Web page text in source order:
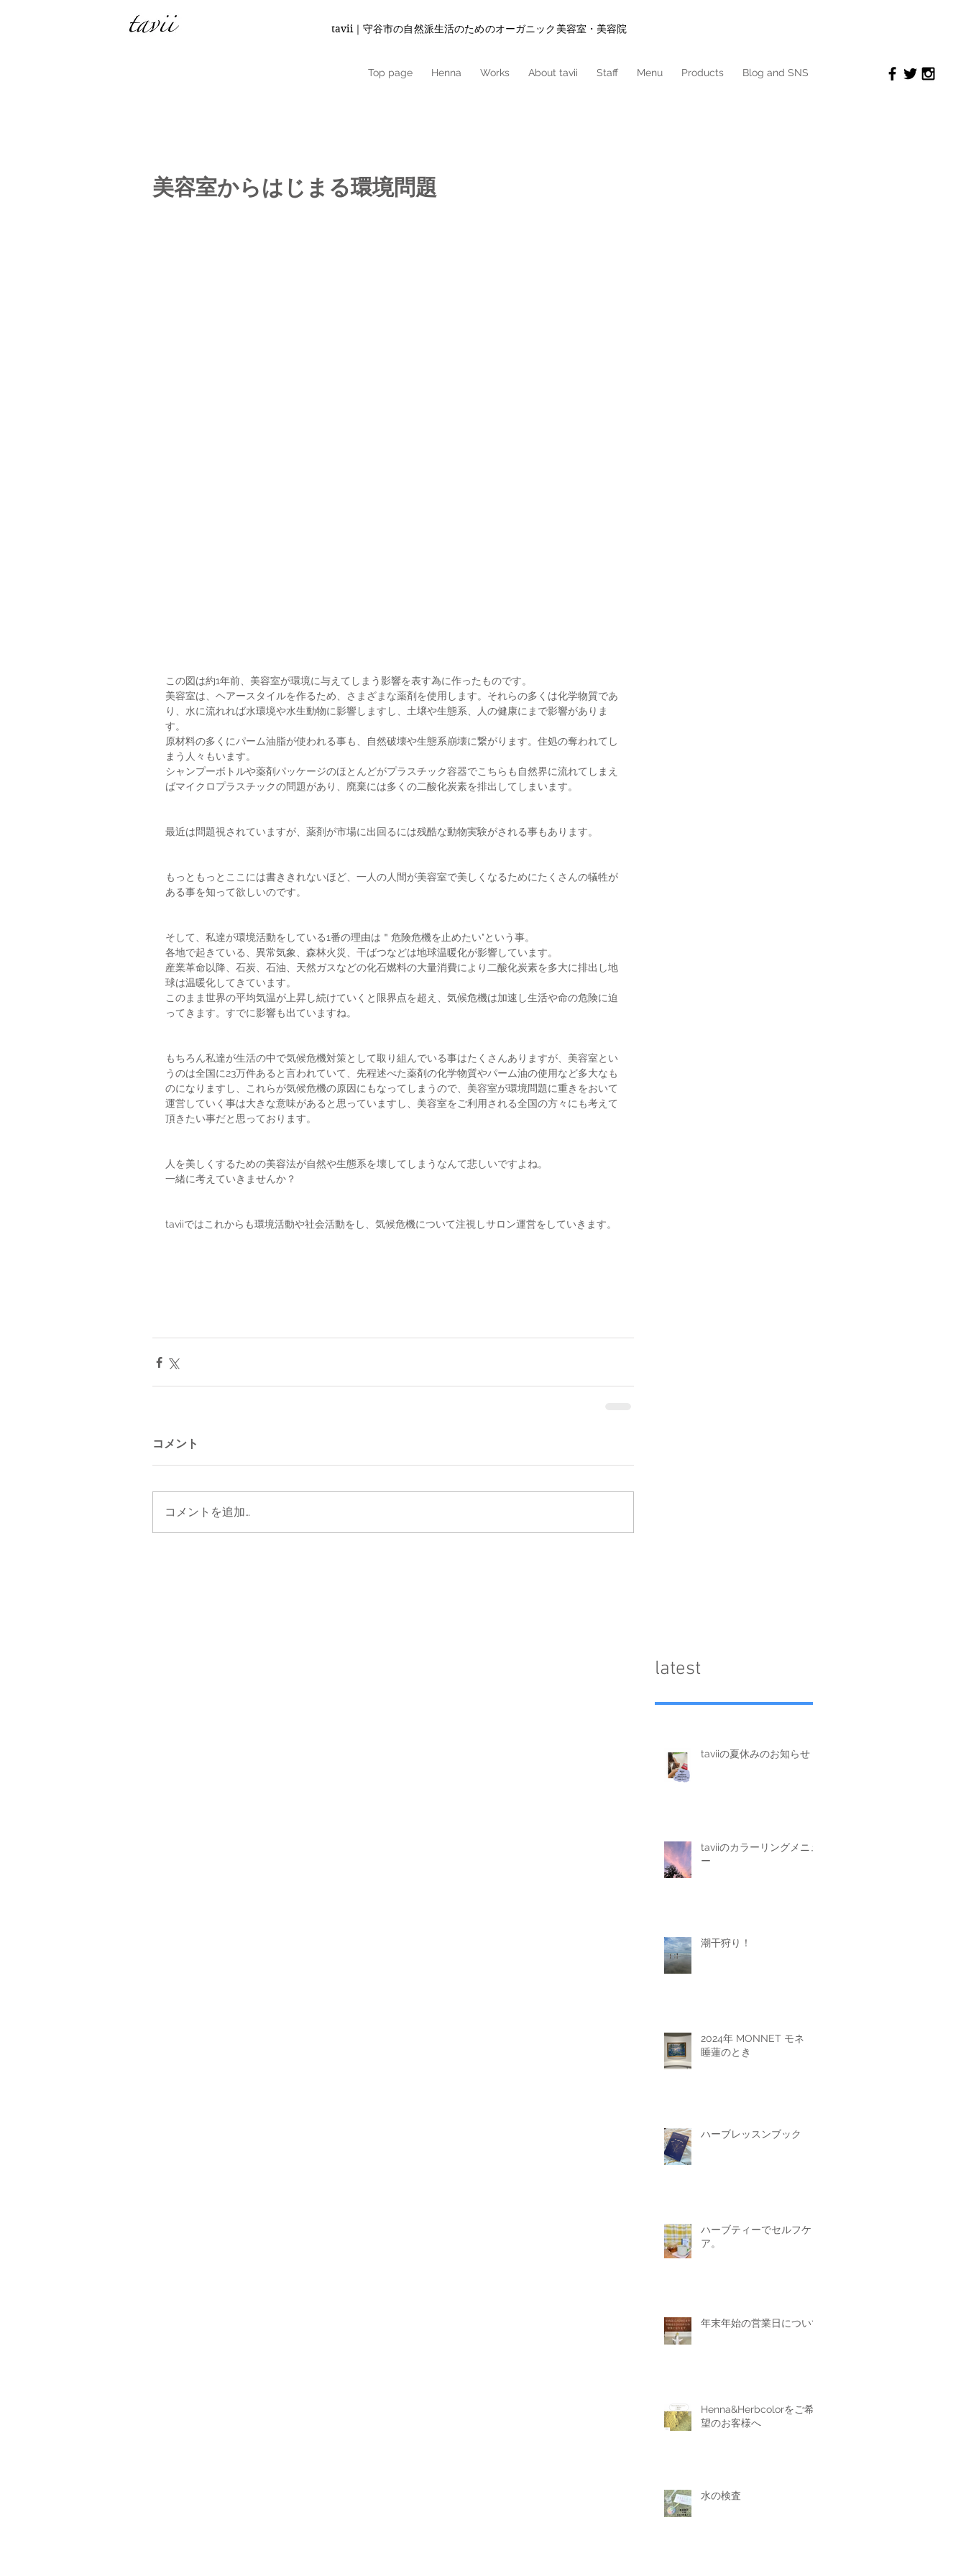
tavii｜守谷市の自然派生活のためのオーガニック美容室・美容院
Top page Henna Works About tavii Staff Menu Products Blog and SNS
美容室からはじまる環境問題
この図は約1年前、美容室が環境に与えてしまう影響を表す為に作ったものです。
美容室は、ヘアースタイルを作るため、さまざまな薬剤を使用します。それらの多くは化学物質であ
り、水に流れれば水環境や水生動物に影響しますし、土壌や生態系、人の健康にまで影響がありま
す。
原材料の多くにパーム油脂が使われる事も、自然破壊や生態系崩壊に繋がります。住処の奪われてし
まう人々もいます。
シャンプーボトルや薬剤パッケージのほとんどがプラスチック容器でこちらも自然界に流れてしまえ
ばマイクロプラスチックの問題があり、廃棄には多くの二酸化炭素を排出してしまいます。
最近は問題視されていますが、薬剤が市場に出回るには残酷な動物実験がされる事もあります。
もっともっとここには書ききれないほど、一人の人間が美容室で美しくなるためにたくさんの犠牲が
ある事を知って欲しいのです。
そして、私達が環境活動をしている1番の理由は＂危険危機を止めたい"という事。
各地で起きている、異常気象、森林火災、干ばつなどは地球温暖化が影響しています。
産業革命以降、石炭、石油、天然ガスなどの化石燃料の大量消費により二酸化炭素を多大に排出し地
球は温暖化してきています。
このまま世界の平均気温が上昇し続けていくと限界点を超え、気候危機は加速し生活や命の危険に迫
ってきます。すでに影響も出ていますね。
もちろん私達が生活の中で気候危機対策として取り組んでいる事はたくさんありますが、美容室とい
うのは全国に23万件あると言われていて、先程述べた薬剤の化学物質やパーム油の使用など多大なも
のになりますし、これらが気候危機の原因にもなってしまうので、美容室が環境問題に重きをおいて
運営していく事は大きな意味があると思っていますし、美容室をご利用される全国の方々にも考えて
頂きたい事だと思っております。
人を美しくするための美容法が自然や生態系を壊してしまうなんて悲しいですよね。
一緒に考えていきませんか？
taviiではこれからも環境活動や社会活動をし、気候危機について注視しサロン運営をしていきます。
コメント
コメントを追加…
​latest
taviiの夏休みのお知らせ
taviiのカラーリングメニュ
ー
潮干狩り！
2024年 MONNET モネ
睡蓮のとき
ハーブレッスンブック
ハーブティーでセルフケ
ア。
年末年始の営業日について
Henna&Herbcolorをご希
望のお客様へ
水の検査